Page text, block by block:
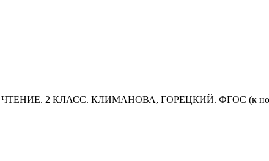
ЧТЕНИЕ. 2 КЛАСС. КЛИМАНОВА, ГОРЕЦКИЙ. ФГОС (к